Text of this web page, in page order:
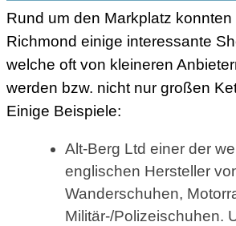
Rund um den Markplatz konnten
Richmond einige interessante
welche oft von kleineren
werden bzw. nicht nur großen
Einige Beispiele:
Alt-Berg Ltd einer der
englischen Hersteller
Wanderschuhen,
Militär-/Polizeischuhen.